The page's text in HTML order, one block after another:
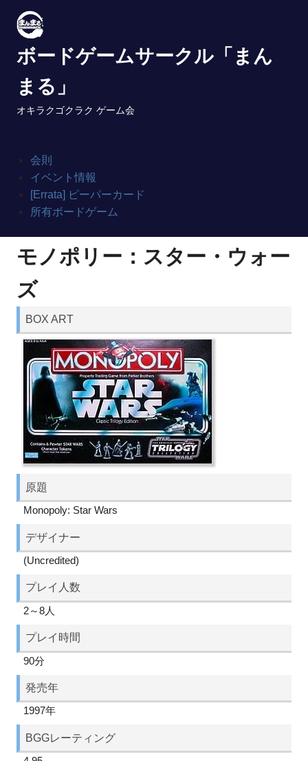
content
ボードゲームサークル「まん
まる」
オキラクゴクラク ゲーム会
会則
イベント情報
[Errata] ピーパーカード
所有ボードゲーム
モノポリー：スター・ウォー
ズ
BOX ART
原題
Monopoly: Star Wars
デザイナー
(Uncredited)
プレイ人数
2～8人
プレイ時間
90分
発売年
1997年
BGGレーティング